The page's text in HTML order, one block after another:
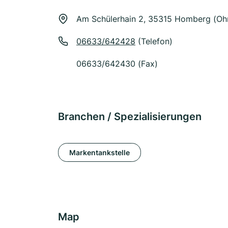
Am Schülerhain 2, 35315 Homberg
06633/642428 (Telefon)
06633/642430 (Fax)
Branchen / Spezialisierungen
Markentankstelle
Map